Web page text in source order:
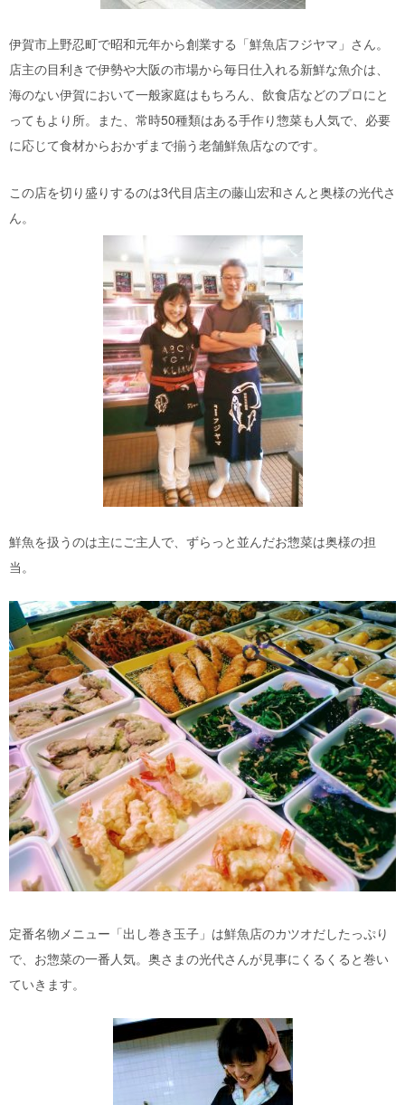
伊賀市上野忍町で昭和元年から創業する「鮮魚店フジヤマ」さん。
店主の目利きで伊勢や大阪の市場から毎日仕入れる新鮮な魚介は、
海のない伊賀において一般家庭はもちろん、飲食店などのプロにと
ってもより所。また、常時50種類はある手作り惣菜も人気で、必要
に応じて食材からおかずまで揃う老舗鮮魚店なのです。
この店を切り盛りするのは3代目店主の藤山宏和さんと奥様の光代さ
ん。
鮮魚を扱うのは主にご主人で、ずらっと並んだお惣菜は奥様の担
当。
定番名物メニュー「出し巻き玉子」は鮮魚店のカツオだしたっぷり
で、お惣菜の一番人気。奥さまの光代さんが見事にくるくると巻い
ていきます。